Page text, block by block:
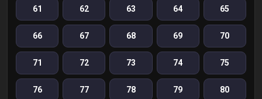
61 62 63 64 65
66 67 68 69 70
71 72 73 74 75
76 77 78 79 80